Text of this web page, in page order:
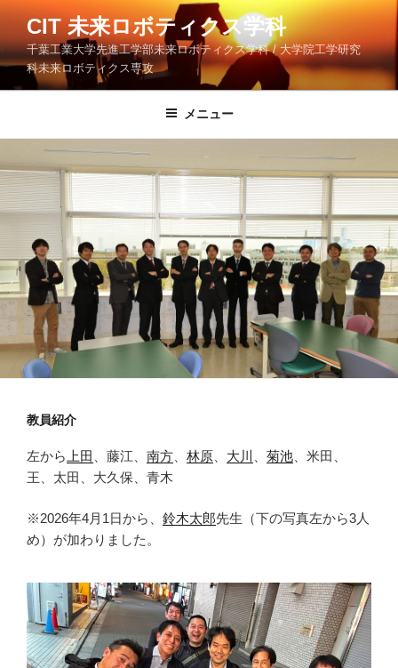
コ
テ
ツ
ス
ッ
プ
CIT 未来ロボティクス学科
千葉工業大学先進工学部未来ロボティクス学科 / 大学院工学研究
科未来ロボティクス専攻
メニュー
教員紹介
左から 上田 、藤江、 南方 林原 大川 菊池 、米田、
王、太田、大久保、青木
※2026年4月1日から、 鈴木太郎先生（下の写真左から3人
め）が加わりました。